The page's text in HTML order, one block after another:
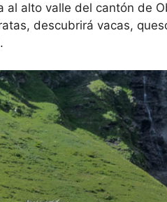
al alto valle del cantón de
descubrirá vacas,